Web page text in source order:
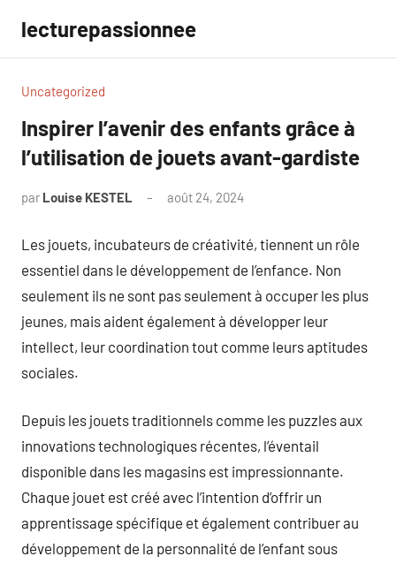
contenu
lecturepassionnee
Uncategorized
Inspirer l’avenir des enfants grâce à
l’utilisation de jouets avant-gardiste
par Louise KESTEL août 24, 2024
Les jouets, incubateurs de créativité, tiennent un rôle
essentiel dans le développement de l’enfance. Non
seulement ils ne sont pas seulement à occuper les plus
jeunes, mais aident également à développer leur
intellect, leur coordination tout comme leurs aptitudes
sociales.
Depuis les jouets traditionnels comme les puzzles aux
innovations technologiques récentes, l’éventail
disponible dans les magasins est impressionnante.
Chaque jouet est créé avec l’intention d’offrir un
apprentissage spécifique et également contribuer au
développement de la personnalité de l’enfant sous